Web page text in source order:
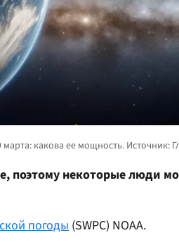
поэтому некоторые люди
погоды (SWPC) NOAA.